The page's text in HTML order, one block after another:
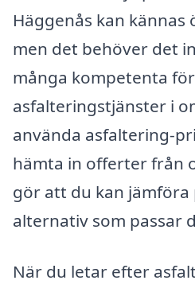
Häggenås kan kännas
men det behöver det
många kompetenta
asfalteringstjänster i
använda asfaltering-
hämta in offerter från
gör att du kan jämföra
alternativ som passar
När du letar efter